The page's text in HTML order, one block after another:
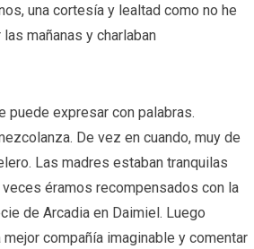
una cortesía y lealtad como no he
mañanas y charlaban
puede expresar con palabras.
De vez en cuando, muy de
Las madres estaban tranquilas
éramos recompensados con la
de Arcadia en Daimiel. Luego
compañía imaginable y comentar